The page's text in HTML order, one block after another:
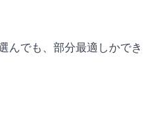
んでも、部分最適しかでき